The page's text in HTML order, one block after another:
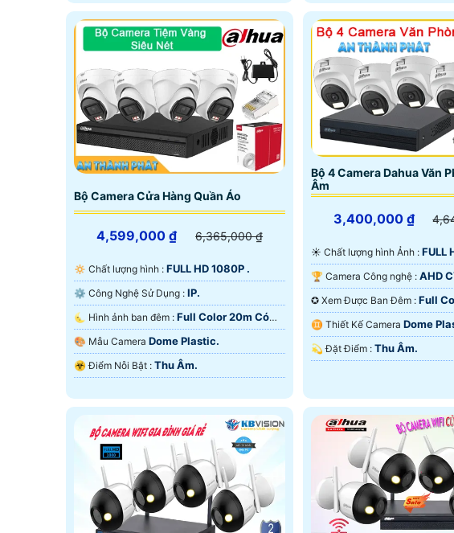
Bộ Camera Cửa Hàng Quần Áo
4,599,000 ₫ 6,365,000 ₫
🔅 Chất lượng hình : FULL HD 1080P .
⚙ Công Nghệ Sử Dụng : IP.
🌜 Hình ảnh ban đêm : Full Color 20m Có
Màu Ban Ðêm.
🎨 Mẫu Camera Dome Plastic.
️☣️ Điểm Nỗi Bật : Thu Âm.
Bộ 4 Camera Dahua Văn
Âm
3,400,000 ₫
☀️ Chất lượng hình Ảnh : FULL
🏆 Camera Công nghệ : AHD
✪ Xem Được Ban Đêm : Full
Màu Ban Ðêm.
♊ Thiết Kế Camera Dome
️💫 Đặt Điểm : Thu Âm.